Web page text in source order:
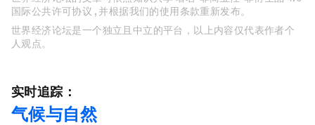
国际公共许可协议 , 并根据我们的使用条款重新发布。
世界经济论坛是一个独立且中立的平台，以上内容仅代表作者个
人观点。
实时追踪：
气候与自然